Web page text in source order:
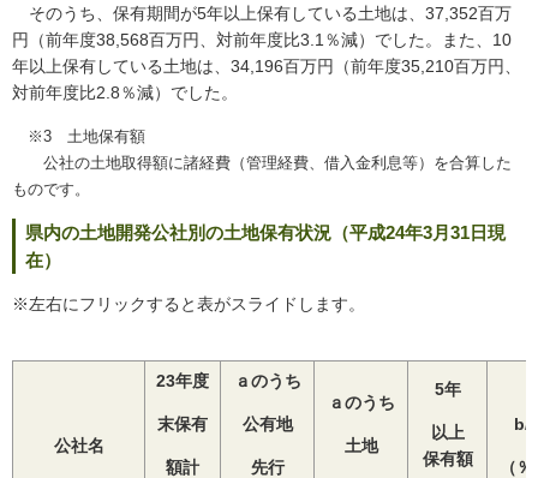
そのうち、保有期間が5年以上保有している土地は、37,352百万
円（前年度38,568百万円、対前年度比3.1％減）でした。また、10
年以上保有している土地は、34,196百万円（前年度35,210百万円、
対前年度比2.8％減）でした。
※3 土地保有額
公社の土地取得額に諸経費（管理経費、借入金利息等）を合算した
ものです。
県内の土地開発公社別の土地保有状況（平成24年3月31日現
在）
※左右にフリックすると表がスライドします。
公社名
23年度
末保有
額計
ａのうち
公有地
先行
ａのうち
土地
5年
以上
保有額
b/a
（